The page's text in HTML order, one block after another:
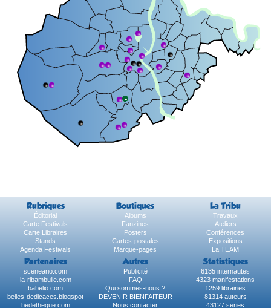
Rubriques Boutiques La Tribu
Éditorial Albums
Travaux
Carte Festivals
Fanzines
Ateliers
Carte Libraires
Posters
Conférences
Stands
Cartes-postales
Expositions
Agenda Festivals
Marque-pages La TEAM
Partenaires Autres Statistiques
sceneario.com Publicité
6135 internautes
la-ribambulle.com
FAQ
4323 manifestations
babelio.com
Qui sommes-nous ?
1259 librairies
belles-dedicaces.blogspot
DEVENIR BIENFAITEUR
81314 auteurs
bedetheque.com
Nous contacter 43127 series